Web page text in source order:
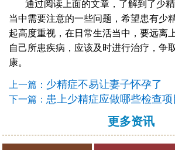
通过阅读上面的文章，了解到了少
当中需要注意的一些问题，希望患有少
起高度重视，在日常生活当中，要远离
自己所患疾病，应该及时进行治疗，争
康。
上一篇： 少精症不易让妻子怀孕了
下一篇： 患上少精症应做哪些检查项
更多资讯